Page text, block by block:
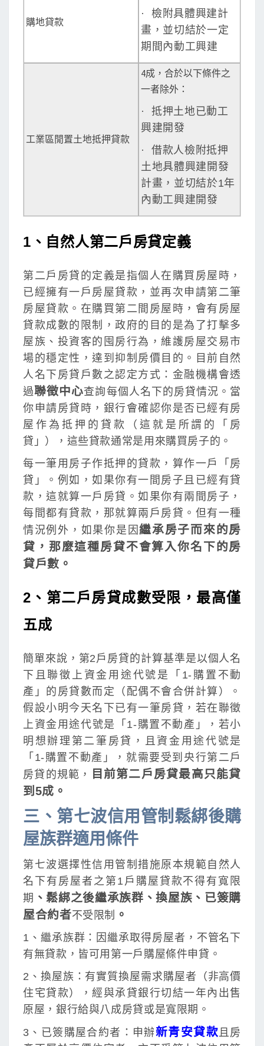
購地貸款
· 檢附具體興建計
畫，並切結於一定
期間內動工興建
工業區閒置土地抵押貸款
4成，合於以下條件之
一者除外：
· 抵押土地已動工
興建開發
· 借款人檢附抵押
土地具體興建開發
計畫，並切結於1年
內動工興建開發
1、自然人第二戶房貸定義
第二戶房貸的定義是指個人在購買房屋時，
已經擁有一戶房屋貸款，並再次申請第二筆
房屋貸款。在購買第二間房屋時，會有房屋
貸款成數的限制，政府的目的是為了打擊多
屋族、投資客的囤房行為，維護房屋交易市
場的穩定性，達到抑制房價目的。目前自然
人名下房貸戶數之認定方式：金融機構會透
過聯徵中心查詢每個人名下的房貸情況。當
你申請房貸時，銀行會確認你是否已經有房
屋作為抵押的貸款（這就是所謂的「房
貸」），這些貸款通常是用來購買房子的。
每一筆用房子作抵押的貸款，算作一戶「房
貸」。例如，如果你有一間房子且已經有貸
款，這就算一戶房貸。如果你有兩間房子，
每間都有貸款，那就算兩戶房貸。但有一種
情況例外，如果你是因繼承房子而來的房
貸，那麼這種房貸不會算入你名下的房
貸戶數。
2、第二戶房貸成數受限，最高僅
五成
簡單來說，第2戶房貸的計算基準是以個人名
下且聯徵上資金用途代號是「1-購置不動
產」的房貸數而定（配偶不會合併計算）。
假設小明今天名下已有一筆房貸，若在聯徵
上資金用途代號是「1-購置不動產」，若小
明想辦理第二筆房貸，且資金用途代號是
「1-購置不動產」，就需要受到央行第二戶
房貸的規範，
目前第二戶房貸最高只能貸
到5成。
三、第七波信用管制鬆綁後購
屋族群適用條件
第七波選擇性信用管制措施原本規範自然人
名下有房屋者之第1戶購屋貸款不得有寬限
期 、鬆綁之後繼承族群、換屋族、已簽購
屋合約者不受限制 。
1、繼承族群：因繼承取得房屋者，不管名下
有無貸款，皆可用第一戶購屋條件申貸。
2、換屋族：有實質換屋需求購屋者（非高價
住宅貸款），經與承貸銀行切結一年內出售
原屋，銀行給與八成房貸或是寬限期。
3、已簽購屋合約者：申辦新青安貸款且房